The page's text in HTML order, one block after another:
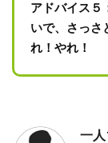
アドバイス５
いで、さっさ
れ！やれ！
一